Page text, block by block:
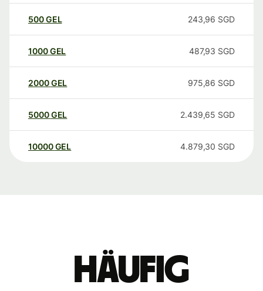
500GEL 243,96 SGD
1000GEL 487,93 SGD
2000GEL 975,86 SGD
5000GEL 2.439,65 SGD
10000 GEL 4.879,30 SGD
Häufig